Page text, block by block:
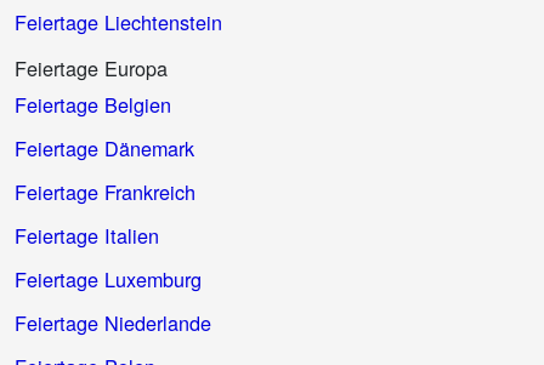
Feiertage Liechtenstein
Feiertage Europa
Feiertage Belgien
Feiertage Dänemark
Feiertage Frankreich
Feiertage Italien
Feiertage Luxemburg
Feiertage Niederlande